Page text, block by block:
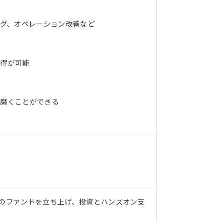
、オペレーション改善など
が可能
くことができる
ファンドを立ち上げ、投資とハンズオン支